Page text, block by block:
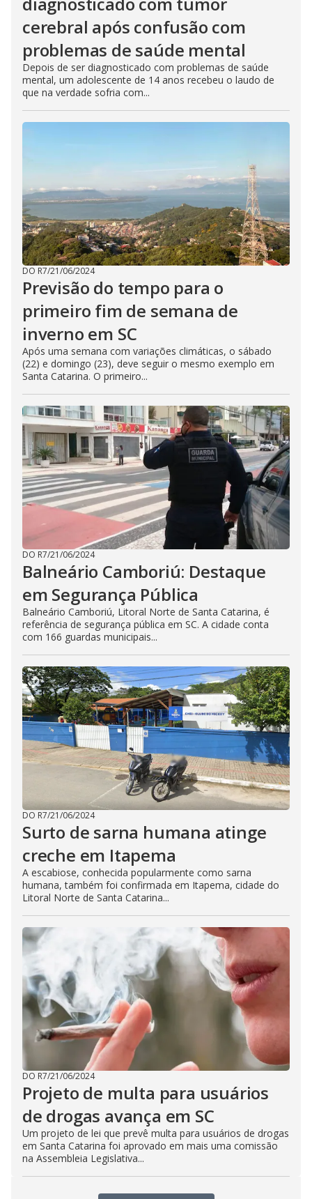
cerebral após confusão com
problemas de saúde mental
Depois de ser diagnosticado com problemas de saúde
mental, um adolescente de 14 anos recebeu o laudo de
que na verdade sofria com...
DO R7/21/06/2024
Previsão do tempo para o
primeiro fim de semana de
inverno em SC
Após uma semana com variações climáticas, o sábado
(22) e domingo (23), deve seguir o mesmo exemplo em
Santa Catarina. O primeiro...
DO R7/21/06/2024
Balneário Camboriú: Destaque
em Segurança Pública
Balneário Camboriú, Litoral Norte de Santa Catarina, é
referência de segurança pública em SC. A cidade conta
com 166 guardas municipais...
DO R7/21/06/2024
Surto de sarna humana atinge
creche em Itapema
A escabiose, conhecida popularmente como sarna
humana, também foi confirmada em Itapema, cidade do
Litoral Norte de Santa Catarina...
DO R7/21/06/2024
Projeto de multa para usuários
de drogas avança em SC
Um projeto de lei que prevê multa para usuários de drogas
em Santa Catarina foi aprovado em mais uma comissão
na Assembleia Legislativa...